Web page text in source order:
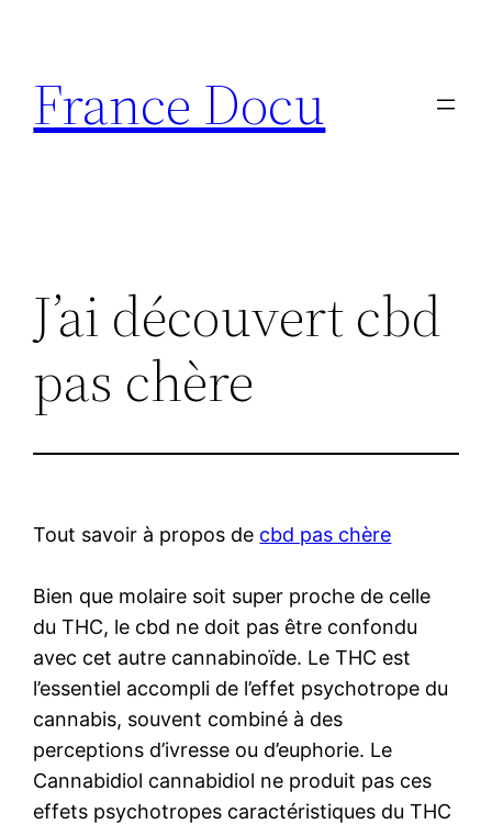
contenu
France Docu
J’ai découvert cbd
pas chère
Tout savoir à propos de cbd pas chère
Bien que molaire soit super proche de celle
du THC, le cbd ne doit pas être confondu
avec cet autre cannabinoïde. Le THC est
l’essentiel accompli de l’effet psychotrope du
cannabis, souvent combiné à des
perceptions d’ivresse ou d’euphorie. Le
Cannabidiol cannabidiol ne produit pas ces
effets psychotropes caractéristiques du THC